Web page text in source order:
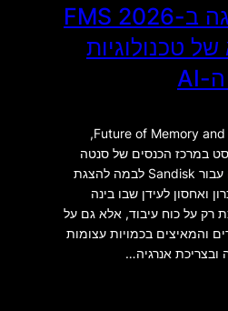
Sandisk מציגה ב-FMS 2026
טכנולוגיות
תערוכת Future of Memory and Storage 2026,
4 ל-6 באוגוסט במרכז הכנסים של סנטה
קלרה בקליפורניה, הפכה עבור Sandisk לבמה להצגת
ואחסון לעידן שבו בינה
רק על כוח עיבוד, אלא גם על
והמאיצים בכמויות עצומות
ובצריכת אנרגיה…